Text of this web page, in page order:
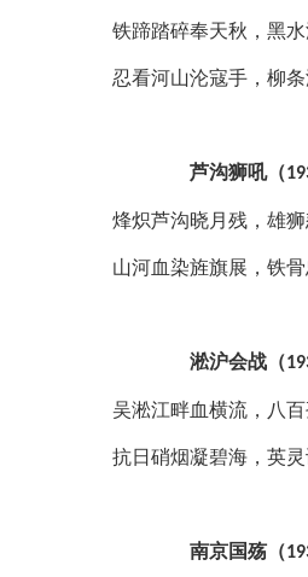
铁蹄踏碎奉天秋，黑水
忍看河山沦寇手，柳条
芦沟狮吼（
烽炽芦沟晓月残，雄狮
山河血染旌旗展，铁骨
淞沪会战（
吴淞江畔血横流，八百
抗日硝烟凝碧海，英灵
南京国殇（